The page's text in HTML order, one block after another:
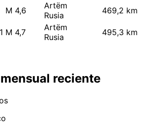
M 4,6
Artëm
Rusia
469,2 km
M 4,7
Artëm
Rusia
495,3 km
reciente